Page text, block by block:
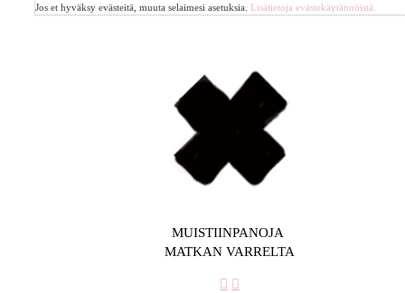
Jos et hyväksy evästeitä, muuta selaimesi asetuksia.
Lisätietoja evästekäytännöistä.
MUISTIINPANOJA
MATKAN VARRELTA